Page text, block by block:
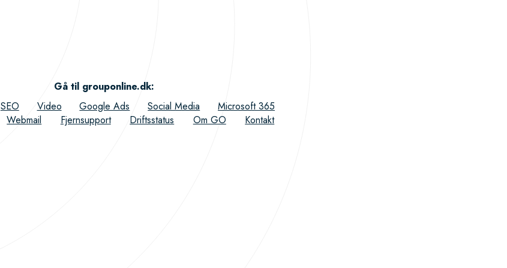
Gå til grouponline.dk:
SEO Video Google Ads Social Media
Microsoft 365
Webmail Fjernsupport Driftsstatus Om GO Kontakt